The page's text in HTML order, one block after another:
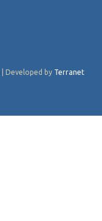
| Developed by Terranet